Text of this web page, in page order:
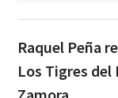
Raquel Peña
Los Tigres